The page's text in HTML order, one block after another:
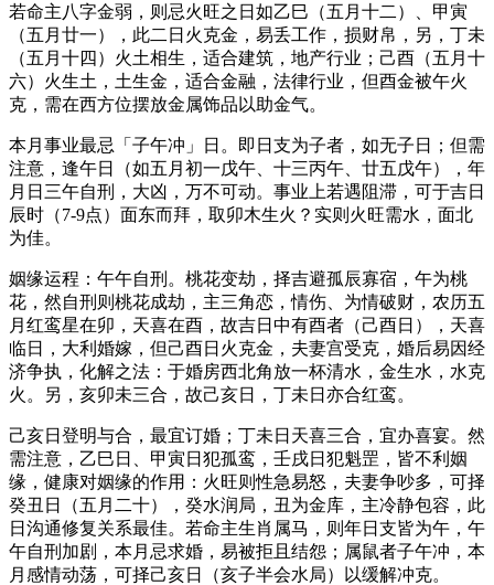
若命主八字金弱，则忌火旺之日如乙巳（五月十二）、甲寅
（五月廿一），此二日火克金，易丢工作，损财帛，另，丁未
（五月十四）火土相生，适合建筑，地产行业；己酉（五月十
六）火生土，土生金，适合金融，法律行业，但酉金被午火
克，需在西方位摆放金属饰品以助金气。
本月事业最忌「子午冲」日。即日支为子者，如无子日；但需
注意，逢午日（如五月初一戊午、十三丙午、廿五戊午），年
月日三午自刑，大凶，万不可动。事业上若遇阻滞，可于吉日
辰时（7-9点）面东而拜，取卯木生火？实则火旺需水，面北
为佳。
姻缘运程：午午自刑。桃花变劫，择吉避孤辰寡宿，午为桃
花，然自刑则桃花成劫，主三角恋，情伤、为情破财，农历五
月红鸾星在卯，天喜在酉，故吉日中有酉者（己酉日），天喜
临日，大利婚嫁，但己酉日火克金，夫妻宫受克，婚后易因经
济争执，化解之法：于婚房西北角放一杯清水，金生水，水克
火。另，亥卯未三合，故己亥日，丁未日亦合红鸾。
己亥日登明与合，最宜订婚；丁未日天喜三合，宜办喜宴。然
需注意，乙巳日、甲寅日犯孤鸾，壬戌日犯魁罡，皆不利姻
缘，健康对姻缘的作用：火旺则性急易怒，夫妻争吵多，可择
癸丑日（五月二十），癸水润局，丑为金库，主冷静包容，此
日沟通修复关系最佳。若命主生肖属马，则年日支皆为午，午
午自刑加剧，本月忌求婚，易被拒且结怨；属鼠者子午冲，本
月感情动荡，可择己亥日（亥子半会水局）以缓解冲克。